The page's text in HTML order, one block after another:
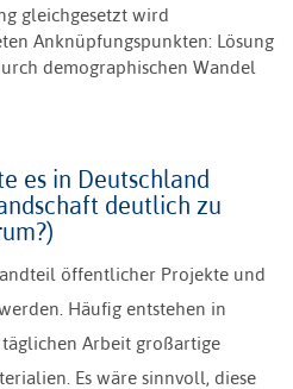
gleichgesetzt wird
Anknüpfungspunkten: Lösung
demographischen Wandel
es in Deutschland
deutlich zu
öffentlicher Projekte und
Häufig entstehen in
Arbeit großartige
Es wäre sinnvoll, diese